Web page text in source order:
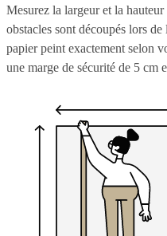
Mesurez la largeur et la
obstacles sont découpés lors
papier peint exactement selon
une marge de sécurité de 5 cm